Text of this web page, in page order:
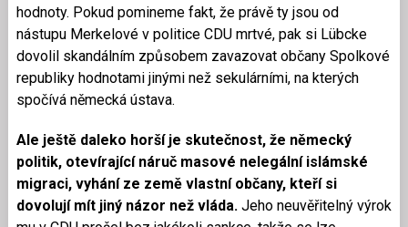
hodnoty. Pokud pomineme fakt, že právě ty jsou od
nástupu Merkelové v politice CDU mrtvé, pak si Lübcke
dovolil skandálním způsobem zavazovat občany Spolkové
republiky hodnotami jinými než sekulárními, na kterých
spočívá německá ústava.
Ale ještě daleko horší je skutečnost, že německý
politik, otevírající náruč masové nelegální islámské
migraci, vyhání ze země vlastní občany, kteří si
dovolují mít jiný názor než vláda. Jeho neuvěřitelný výrok